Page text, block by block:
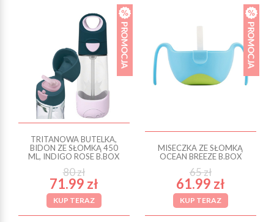
TRITANOWA BUTELKA,
BIDON ZE SŁOMKĄ 450
ML, INDIGO ROSE B.BOX
80 zł
71.99 zł
KUP TERAZ
MISECZKA ZE SŁOMKĄ
OCEAN BREEZE B.BOX
65 zł
61.99 zł
KUP TERAZ